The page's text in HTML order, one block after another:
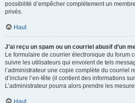
possibilité d’empêcher complètement un
privés.
Haut
J’ai reçu un spam ou un courriel abusif d’un
Le formulaire de courrier électronique du forum
suivre les utilisateurs qui envoient de tels
l’administrateur une copie complète du courriel
d’inclure l’en-tête (il contient des informations
L’administrateur pourra alors prendre les
Haut